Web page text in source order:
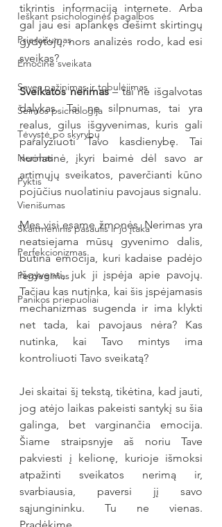
Ieškant psichologinės pagalbos
Prieraišumas
Emocinė sveikata
Savęs pažinimas ir tobulėjimas
Šeimos psichologija
Tėvystė po skyrybų
Nerimas
Pyktis
Vienišumas
Skaitmeninis pasaulis ir jo įtaka
Perfekcionizmas
Perdegimas
Panikos priepuoliai
tikrintis informaciją internete. Arba
gal jau esi aplankęs dešimt skirtingų
gydytojų, nors analizės rodo, kad esi
sveikas?
Sveikatos nerimas – tai ne išgalvotas
dalykas. Tai ne silpnumas, tai yra
realus, gilus išgyvenimas, kuris gali
paralyžiuoti Tavo kasdienybę. Tai
nuolatinė, įkyri baimė dėl savo ar
artimųjų sveikatos, paverčianti kūno
pojūčius nuolatiniu pavojaus signalu.
Mes visi esame žmonės. Nerimas yra
neatsiejama mūsų gyvenimo dalis,
būtina emocija, kuri kadaise padėjo
išgyventi, juk ji įspėja apie pavojų.
Tačiau kas nutinka, kai šis įspėjamasis
mechanizmas sugenda ir ima klykti
net tada, kai pavojaus nėra? Kas
nutinka, kai Tavo mintys ima
kontroliuoti Tavo sveikatą?
Jei skaitai šį tekstą, tikėtina, kad jauti,
jog atėjo laikas pakeisti santykį su šia
galinga, bet varginančia emocija.
Šiame straipsnyje aš noriu Tave
pakviesti į kelionę, kurioje išmoksi
atpažinti sveikatos nerimą ir,
svarbiausia, paversi jį savo
sąjungininku. Tu ne vienas.